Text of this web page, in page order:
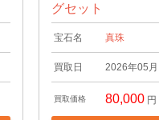
グセット
宝石名 真珠
買取日 2026年05
買取価格 80,000 円